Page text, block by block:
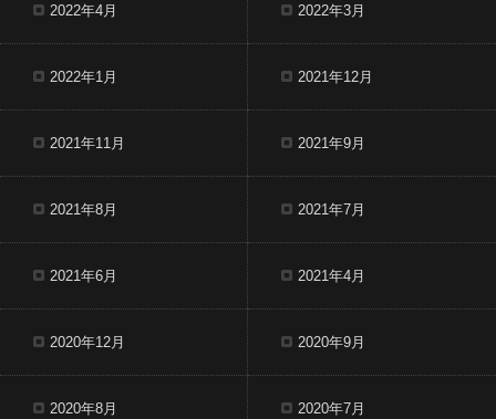
2022年4月 2022年3月
2022年1月 2021年12月
2021年11月 2021年9月
2021年8月 2021年7月
2021年6月 2021年4月
2020年12月 2020年9月
2020年8月 2020年7月